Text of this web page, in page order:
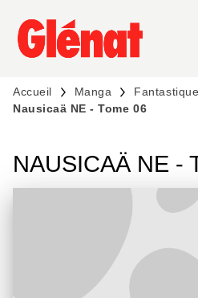
MENU RECHERCHE
PIED DE PAGE
Accueil Manga
Fantastique
Nausicaä NE - Tome 06
NAUSICAÄ NE -